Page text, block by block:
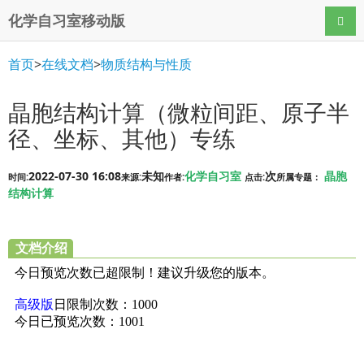
化学自习室移动版 导航
首页>在线文档>物质结构与性质
晶胞结构计算（微粒间距、原子半
径、坐标、其他）专练
时间:2022-07-30 16:08来源:未知作者:化学自习室 点击:次所属专题： 晶胞
结构计算
文档介绍